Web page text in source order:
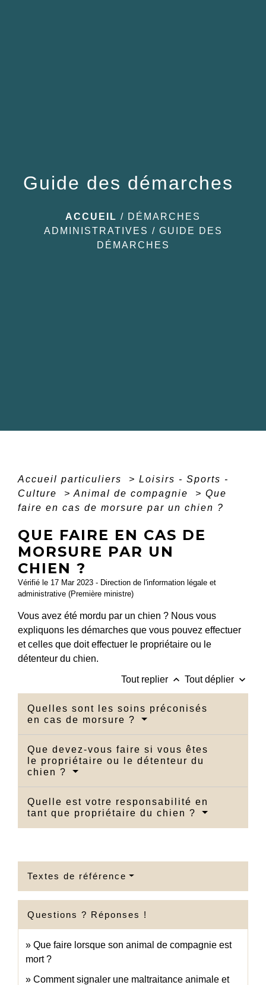
Guide des démarches
ACCUEIL / DÉMARCHES
ADMINISTRATIVES / GUIDE DES
DÉMARCHES
Accueil particuliers > Loisirs - Sports -
Culture
> Animal de compagnie > Que
faire en cas de morsure par un chien ?
QUE FAIRE EN CAS DE
MORSURE PAR UN
CHIEN ?
Vérifié le 17 Mar 2023 - Direction de l'information légale et
administrative (Première ministre)
Vous avez été mordu par un chien ? Nous vous
expliquons les démarches que vous pouvez effectuer
et celles que doit effectuer le propriétaire ou le
détenteur du chien.
Tout replier keyboard_arrow_up Tout déplier keyboard_arrow_down
Quelles sont les soins préconisés
en cas de morsure ?
Que devez-vous faire si vous êtes
le propriétaire ou le détenteur du
chien ?
Quelle est votre responsabilité en
tant que propriétaire du chien ?
Textes de référence
Questions ? Réponses !
Que faire lorsque son animal de compagnie est
mort ?
Comment signaler une maltraitance animale et